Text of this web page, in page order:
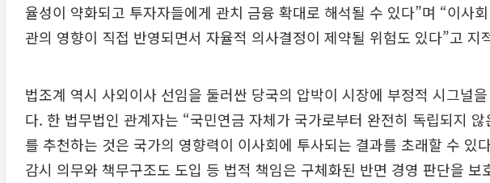
율성이 약화되고 투자자들에게 관치 금융 확대로 해석될 수 있다”며 “이사
관의 영향이 직접 반영되면서 자율적 의사결정이 제약될 위험도 있다”고 지
법조계 역시 사외이사 선임을 둘러싼 당국의 압박이 시장에 부정적 시그널
다. 한 법무법인 관계자는 “국민연금 자체가 국가로부터 완전히 독립되지
를 추천하는 것은 국가의 영향력이 이사회에 투사되는 결과를 초래할 수 있
감시 의무와 책무구조도 도입 등 법적 책임은 구체화된 반면 경영 판단을 보